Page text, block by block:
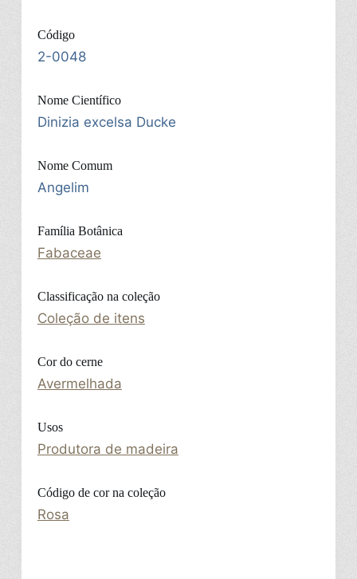
Código
2-0048
Nome Científico
Dinizia excelsa Ducke
Nome Comum
Angelim
Família Botânica
Fabaceae
Classificação na coleção
Coleção de itens
Cor do cerne
Avermelhada
Usos
Produtora de madeira
Código de cor na coleção
Rosa